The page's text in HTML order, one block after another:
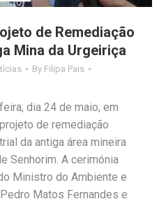
de Remediação
Mina da Urgeiriça
By Filipa Pais
dia 24 de maio, em
de remediação
da antiga área mineira
Senhorim. A cerimónia
Ministro do Ambiente e
Matos Fernandes e